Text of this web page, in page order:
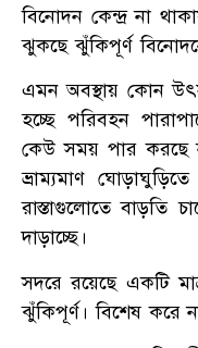
বিনোদন কেন্দ্র না
ঝুকছে ঝুঁকিপূর্ণ
এমন অবস্থায় কোন
হচ্ছে পরিবহন
কেউ সময় পার করছে
ভ্রাম্যমাণ
রাস্তাগুলোতে বাড়তি
দাড়াচ্ছে।
সদরে রয়েছে একটি
ঝুঁকিপূর্ণ। বিশেষ করে